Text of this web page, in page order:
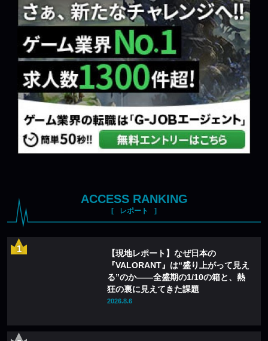
ACCESS RANKING
レポート
【現地レポート】なぜ日本の
『VALORANT』は“盛り上がって見え
る”のか——全盛期の1/10の箱と、熱
狂の裏に見えてきた課題
2026.8.6